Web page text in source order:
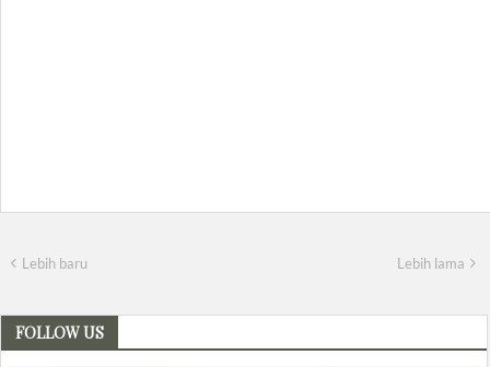
Lebih baru Lebih lama
FOLLOW US